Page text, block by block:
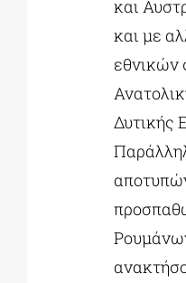
και
και με
εθνικών
Δυτικής